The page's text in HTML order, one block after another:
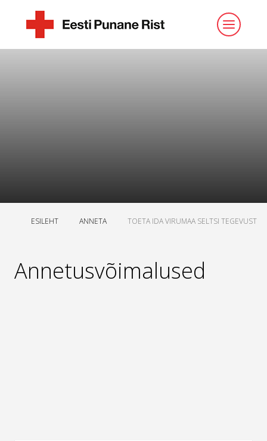
ESILEHT ANNETA TOETA IDA VIRUMAA SELTSI TEGEVUST
Annetusvõimalused